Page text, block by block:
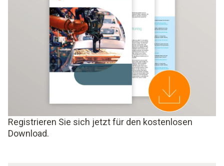
Registrieren Sie sich jetzt für den kostenlosen
Download.